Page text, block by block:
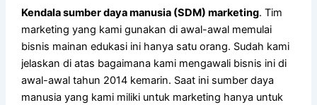
Kendala sumber daya manusia (SDM) marketing. Tim
marketing yang kami gunakan di awal-awal memulai
bisnis mainan edukasi ini hanya satu orang. Sudah kami
jelaskan di atas bagaimana kami mengawali bisnis ini di
awal-awal tahun 2014 kemarin. Saat ini sumber daya
manusia yang kami miliki untuk marketing hanya untuk